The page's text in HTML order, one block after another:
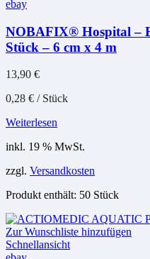
ebay
NOBAFIX® Hospital –
Stück – 6 cm x 4 m
13,90 €
0,28 € / Stück
Weiterlesen
inkl. 19 % MwSt.
zzgl. Versandkosten
Produkt enthält: 50 Stück
Zur Wunschliste hinzufügen
Schnellansicht